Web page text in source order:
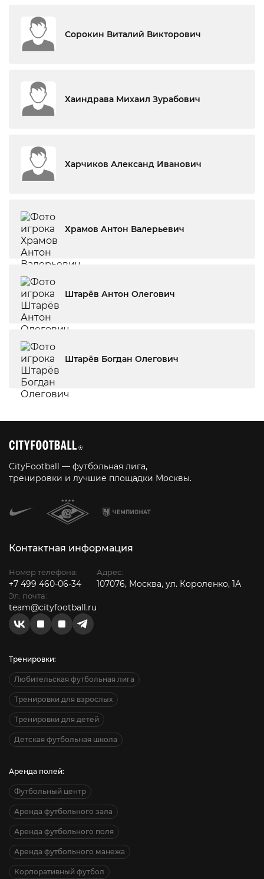
Сорокин Виталий Викторович
Хаиндрава Михаил Зурабович
Харчиков Александ Иванович
Храмов Антон Валерьевич
Штарёв Антон Олегович
Штарёв Богдан Олегович
CityFootball — футбольная лига,
тренировки и лучшие площадки Москвы.
Контактная информация
Номер телефона:
+7 499 460-06-34
Эл. почта:
team@cityfootball.ru
Адрес:
107076, Москва, ул. Короленко, 1А
Тренировки:
Любительская футбольная лига
Тренировки для взрослых
Тренировки для детей
Детская футбольная школа
Аренда полей:
Футбольный центр
Аренда футбольного зала
Аренда футбольного поля
Аренда футбольного манежа
Корпоративный футбол